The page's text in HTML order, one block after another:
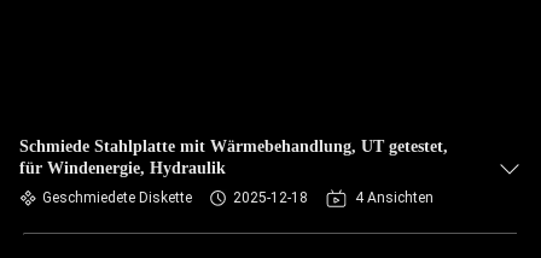
Schmiede Stahlplatte mit Wärmebehandlung, UT getestet,
für Windenergie, Hydraulik
Geschmiedete Diskette 2025-12-18 4 Ansichten